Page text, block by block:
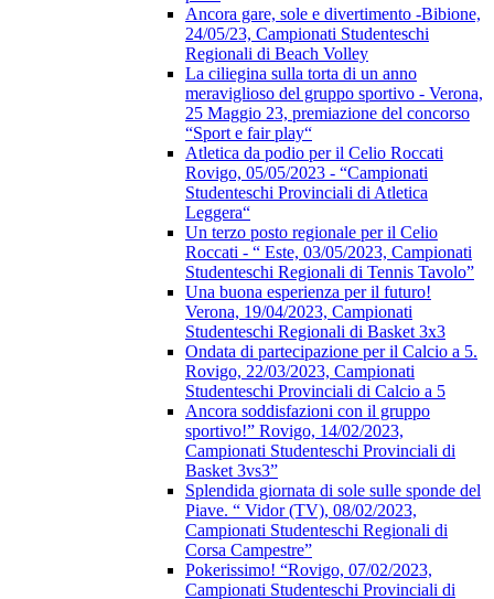
Ancora gare, sole e divertimento -Bibione,
24/05/23, Campionati Studenteschi
Regionali di Beach Volley
La ciliegina sulla torta di un anno
meraviglioso del gruppo sportivo - Verona,
25 Maggio 23, premiazione del concorso
“Sport e fair play“
Atletica da podio per il Celio Roccati
Rovigo, 05/05/2023 - “Campionati
Studenteschi Provinciali di Atletica
Leggera“
Un terzo posto regionale per il Celio
Roccati - “ Este, 03/05/2023, Campionati
Studenteschi Regionali di Tennis Tavolo”
Una buona esperienza per il futuro!
Verona, 19/04/2023, Campionati
Studenteschi Regionali di Basket 3x3
Ondata di partecipazione per il Calcio a 5.
Rovigo, 22/03/2023, Campionati
Studenteschi Provinciali di Calcio a 5
Ancora soddisfazioni con il gruppo
sportivo!” Rovigo, 14/02/2023,
Campionati Studenteschi Provinciali di
Basket 3vs3”
Splendida giornata di sole sulle sponde del
Piave. “ Vidor (TV), 08/02/2023,
Campionati Studenteschi Regionali di
Corsa Campestre”
Pokerissimo! “Rovigo, 07/02/2023,
Campionati Studenteschi Provinciali di